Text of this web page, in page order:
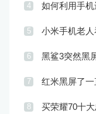
4 如何利用手
5 小米手机老
6 黑鲨3突然黑
7 红米黑屏了
8 买荣耀70十